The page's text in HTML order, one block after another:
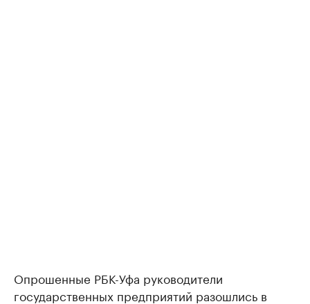
Опрошенные РБК-Уфа руководители
государственных предприятий разошлись в